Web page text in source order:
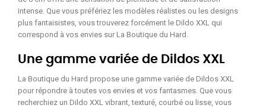
intense. Que vous préfériez les modèles réalistes ou les designs
plus fantaisistes, vous trouverez forcément le Dildo XXL qui
correspond à vos envies sur La Boutique du Hard.
Une gamme variée de Dildos XXL
La Boutique du Hard propose une gamme variée de Dildos XXL
pour répondre à toutes vos envies et vos fantasmes. Que vous
recherchiez un Dildo XXL vibrant, texturé, courbé ou lisse, vous